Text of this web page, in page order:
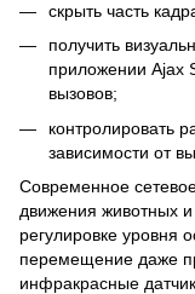
скрыть часть
получить
приложении Ajax
вызовов;
контролировать
зависимости от
Современное
движения животных и
регулировке уровня
перемещение даже
инфракрасные